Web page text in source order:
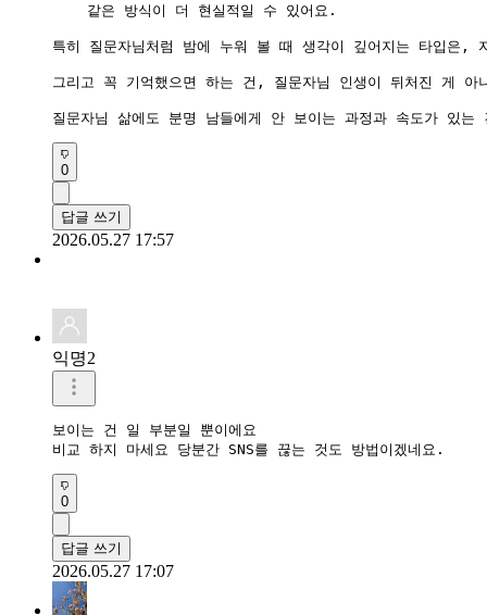
    같은 방식이 더 현실적일 수 있어요.
특히 질문자님처럼 밤에 누워 볼 때 생각이 깊어지는 타입은,
그리고 꼭 기억했으면 하는 건, 질문자님 인생이 뒤처진 게
질문자님 삶에도 분명 남들에게 안 보이는 과정과 속도가 있
0
답글 쓰기
2026.05.27 17:57
익명2
보이는 건 일 부분일 뿐이에요
비교 하지 마세요 당분간 SNS를 끊는 것도 방법이겠네요.
0
답글 쓰기
2026.05.27 17:07